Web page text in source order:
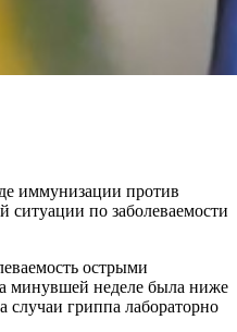
иммунизации против
ситуации по заболеваемости
острыми
минувшей неделе была ниже
случаи гриппа лабораторно